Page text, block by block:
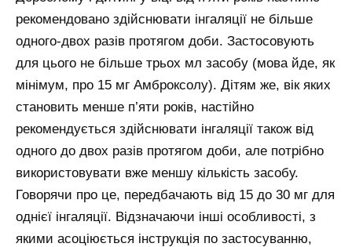
рекомендовано здійснювати інгаляції не більше
одного-двох разів протягом доби. Застосовують
для цього не більше трьох мл засобу (мова йде, як
мінімум, про 15 мг Амброксолу). Дітям же, вік яких
становить менше п’яти років, настійно
рекомендується здійснювати інгаляції також від
одного до двох разів протягом доби, але потрібно
використовувати вже меншу кількість засобу.
Говорячи про це, передбачають від 15 до 30 мг для
однієї інгаляції. Відзначаючи інші особливості, з
якими асоціюється інструкція по застосуванню,